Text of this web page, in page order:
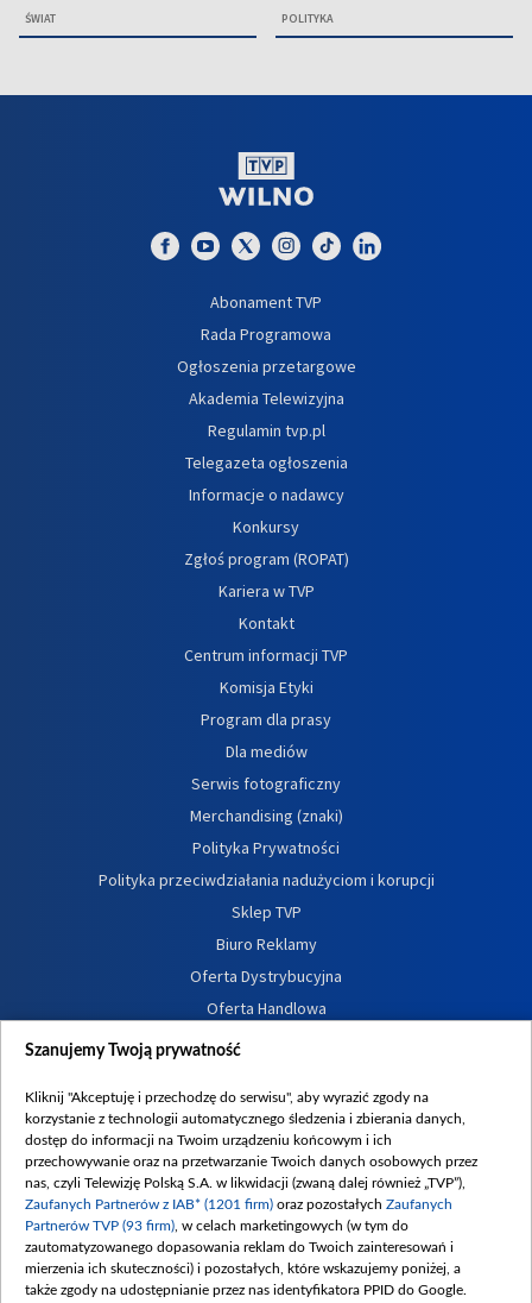
ŚWIAT POLITYKA
Abonament TVP
Rada Programowa
Ogłoszenia przetargowe
Akademia Telewizyjna
Regulamin tvp.pl
Telegazeta ogłoszenia
Informacje o nadawcy
Konkursy
Zgłoś program (ROPAT)
Kariera w TVP
Kontakt
Centrum informacji TVP
Komisja Etyki
Program dla prasy
Dla mediów
Serwis fotograficzny
Merchandising (znaki)
Polityka Prywatności
Polityka przeciwdziałania nadużyciom i korupcji
Sklep TVP
Biuro Reklamy
Oferta Dystrybucyjna
Oferta Handlowa
Dostępność
Procedura zgłoszeń wewnętrznych
Szanujemy Twoją prywatność
Kliknij "Akceptuję i przechodzę do serwisu", aby wyrazić zgody na
korzystanie z technologii automatycznego śledzenia i zbierania danych,
dostęp do informacji na Twoim urządzeniu końcowym i ich
przechowywanie oraz na przetwarzanie Twoich danych osobowych przez
nas, czyli Telewizję Polską S.A. w likwidacji (zwaną dalej również „TVP”),
Zaufanych Partnerów z IAB* (1201 firm) oraz pozostałych Zaufanych
Partnerów TVP (93 firm) , w celach marketingowych (w tym do
zautomatyzowanego dopasowania reklam do Twoich zainteresowań i
mierzenia ich skuteczności) i pozostałych, które wskazujemy poniżej, a
także zgody na udostępnianie przez nas identyfikatora PPID do Google.